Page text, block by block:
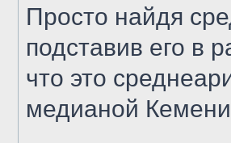
Просто найдя
подставив его в
что это
медианой